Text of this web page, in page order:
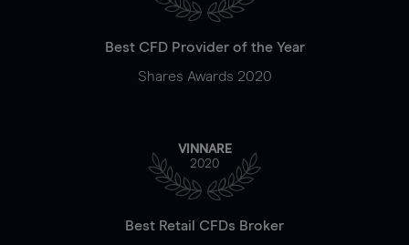
Best CFD Provider of the Year
Shares Awards 2020
VINNARE
2020
Best Retail CFDs Broker